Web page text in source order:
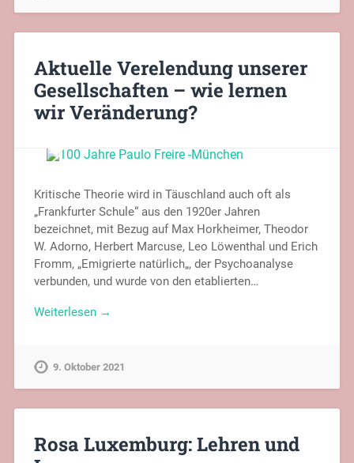
Aktuelle Verelendung unserer
Gesellschaften – wie lernen
wir Veränderung?
Kritische Theorie wird in Täuschland auch oft als
„Frankfurter Schule“ aus den 1920er Jahren
bezeichnet, mit Bezug auf Max Horkheimer, Theodor
W. Adorno, Herbert Marcuse, Leo Löwenthal und Erich
Fromm, „Emigrierte natürlich„, der Psychoanalyse
verbunden, und wurde von den etablierten…
Weiterlesen →
9. Oktober 2021
Rosa Luxemburg: Lehren und